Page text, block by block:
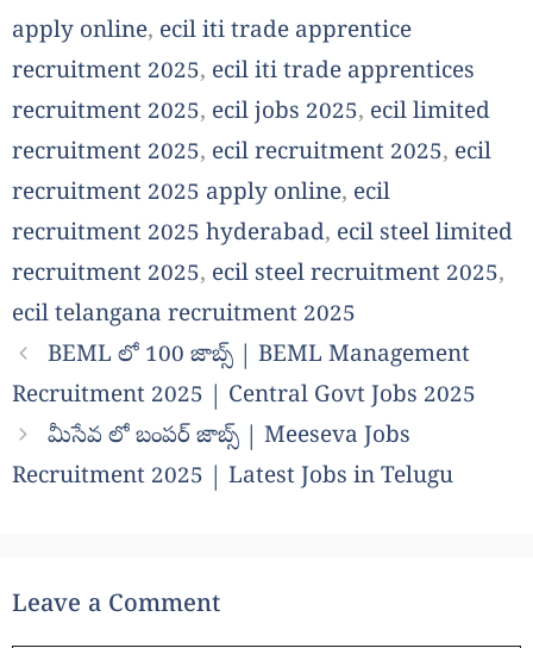
apply online, ecil iti trade apprentice
recruitment 2025, ecil iti trade apprentices
recruitment 2025, ecil jobs 2025, ecil limited
recruitment 2025, ecil recruitment 2025, ecil
recruitment 2025 apply online, ecil
recruitment 2025 hyderabad, ecil steel limited
recruitment 2025, ecil steel recruitment 2025,
ecil telangana recruitment 2025
BEML లో 100 జాబ్స్ | BEML Management
Recruitment 2025 | Central Govt Jobs 2025
మీసేవ లో బంపర్ జాబ్స్ | Meeseva Jobs
Recruitment 2025 | Latest Jobs in Telugu
Leave a Comment